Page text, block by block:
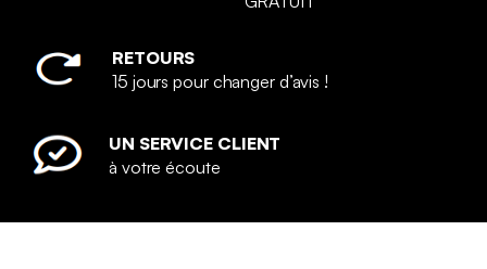
RETOURS
15 jours pour changer d’avis !
UN SERVICE CLIENT
à votre écoute